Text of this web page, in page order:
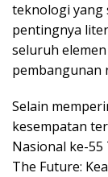
teknologi yang
pentingnya
seluruh
pembangunan
Selain
kesempatan
Nasional ke-55
The Future: